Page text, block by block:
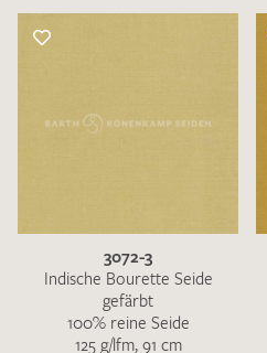
3072-3
Indische Bourette Seide
gefärbt
100% reine Seide
125 g/lfm, 91 cm